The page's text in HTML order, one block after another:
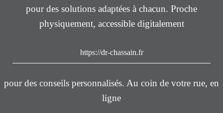
pour des solutions adaptées à chacun. Proche
physiquement, accessible digitalement
https://dr-chassain.fr
pour des conseils personnalisés. Au coin de votre rue, en
ligne